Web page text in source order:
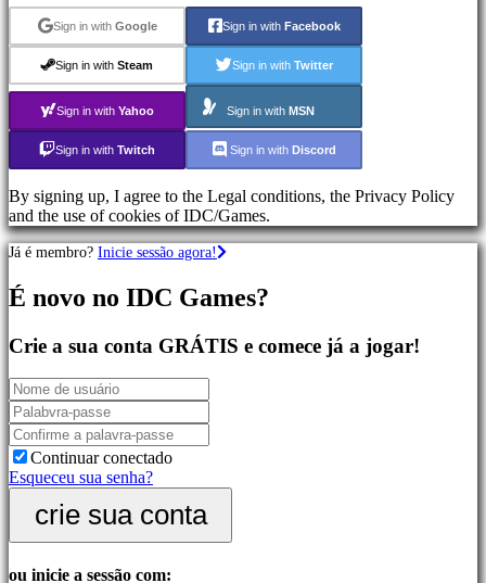
Estratégia
Jogos
MMO
Jogos
RPG
Jogos
de
Desporto
Jogos
de
Ação
Jogos
de
Atirador
Gameplay
Eventos
In-
Game
Noticias
Media
Guias
Forum
Suporte
Sign in with Google Sign in with Facebook
Sign in with Steam Sign in with Twitter
Sign in with Yahoo Sign in with MSN
Sign in with Twitch Sign in with Discord
By signing up, I agree to the Legal conditions, the Privacy Policy
and the use of cookies of IDC/Games.
Já é membro? Inicie sessão agora!
É novo no IDC Games?
Crie a sua conta GRÁTIS e comece já a jogar!
Continuar conectado
Esqueceu sua senha?
crie sua conta
ou inicie a sessão com: